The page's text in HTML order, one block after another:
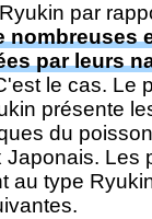
par
nombreuses
par leurs
le cas. Le
présente
du
Japonais. Les
au type